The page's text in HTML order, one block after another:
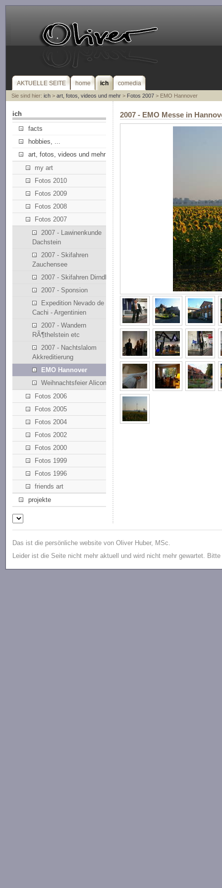
AKTUELLE SEITE home ich comedia
Sie sind hier: ich> art, fotos, videos und mehr> Fotos 2007> EMO Hannover
ich
facts
hobbies, ...
art, fotos, videos und mehr
my art
Fotos 2010
Fotos 2009
Fotos 2008
Fotos 2007
2007 - Lawinenkunde
Dachstein
2007 - Skifahren
Zauchensee
2007 - Skifahren Dirndllift
2007 - Sponsion
Expedition Nevado de
Cachi - Argentinien
2007 - Wandern
RÃ¶thelstein etc
2007 - Nachtslalom
Akkreditierung
EMO Hannover
Weihnachtsfeier Alicona
Fotos 2006
Fotos 2005
Fotos 2004
Fotos 2002
Fotos 2000
Fotos 1999
Fotos 1996
friends art
projekte
2007 - EMO Messe in
Das ist die persönliche website von Oliver Huber, MSc.
Leider ist die Seite nicht mehr aktuell und wird nicht mehr gewartet.